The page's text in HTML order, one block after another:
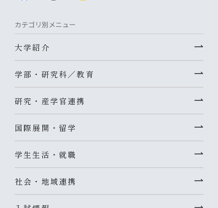
カテゴリ別メニュー
大学紹介
学部・研究科／教育
研究・産学官連携
国際展開・留学
学生生活・就職
社会・地域連携